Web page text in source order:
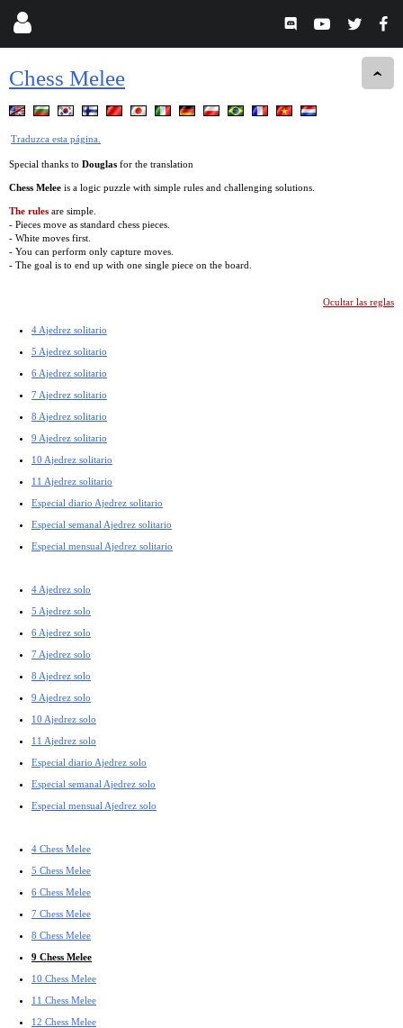
Chess Melee
Traduzca esta página.
Special thanks to Douglas for the translation
Chess Melee is a logic puzzle with simple rules and challenging solutions.
The rules are simple.
- Pieces move as standard chess pieces.
- White moves first.
- You can perform only capture moves.
- The goal is to end up with one single piece on the board.
Ocultar las reglas
4 Ajedrez solitario
5 Ajedrez solitario
6 Ajedrez solitario
7 Ajedrez solitario
8 Ajedrez solitario
9 Ajedrez solitario
10 Ajedrez solitario
11 Ajedrez solitario
Especial diario Ajedrez solitario
Especial semanal Ajedrez solitario
Especial mensual Ajedrez solitario
4 Ajedrez solo
5 Ajedrez solo
6 Ajedrez solo
7 Ajedrez solo
8 Ajedrez solo
9 Ajedrez solo
10 Ajedrez solo
11 Ajedrez solo
Especial diario Ajedrez solo
Especial semanal Ajedrez solo
Especial mensual Ajedrez solo
4 Chess Melee
5 Chess Melee
6 Chess Melee
7 Chess Melee
8 Chess Melee
9 Chess Melee
10 Chess Melee
11 Chess Melee
12 Chess Melee